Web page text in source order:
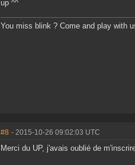
up ^^
You miss blink ? Come and play with
#8 - 2015-10-26 09:02:03 UTC
Merci du UP, j'avais oublié de